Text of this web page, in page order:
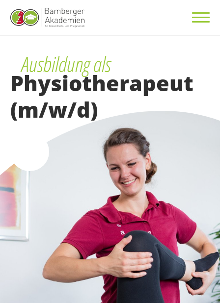
Ausbildung als
Physiotherapeut
(m/w/d)